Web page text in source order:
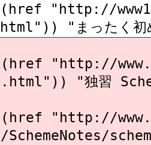
"http://
"まったく初
"http://
"独習
(href "http://
SchemeNotes/